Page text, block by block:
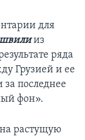
для
из
ряда
Грузией и ее
последнее
фон».
растущую